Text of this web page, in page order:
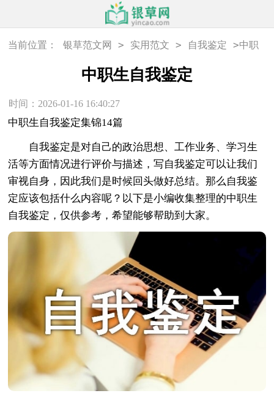
当前位置： 银草范文网 > 实用范文 > 自我鉴定 >中职
中职生自我鉴定
时间：2026-01-16 16:40:27
中职生自我鉴定集锦14篇
自我鉴定是对自己的政治思想、工作业务、学习生
活等方面情况进行评价与描述，写自我鉴定可以让我们
审视自身，因此我们是时候回头做好总结。那么自我鉴
定应该包括什么内容呢？以下是小编收集整理的中职生
自我鉴定，仅供参考，希望能够帮助到大家。